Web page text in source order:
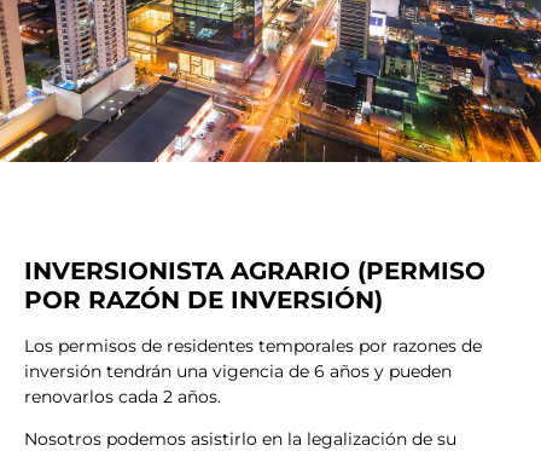
INVERSIONISTA AGRARIO (PERMISO
POR RAZÓN DE INVERSIÓN)
Los permisos de residentes temporales por razones de
inversión tendrán una vigencia de 6 años y pueden
renovarlos cada 2 años.
Nosotros podemos asistirlo en la legalización de su